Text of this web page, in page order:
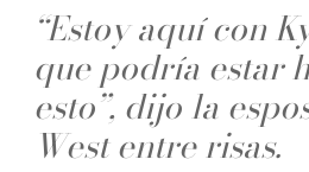
“Estoy aquí con
que podría estar
esto”, dijo la
West entre risas.